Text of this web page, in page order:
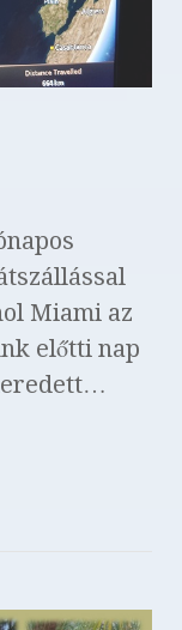
Miami az
előtti nap